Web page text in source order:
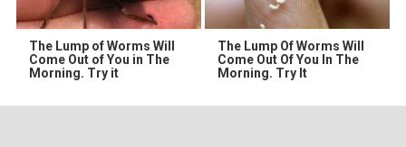
The Lump of Worms Will
Come Out of You in The
Morning. Try it
The Lump Of Worms Will
Come Out Of You In The
Morning. Try It